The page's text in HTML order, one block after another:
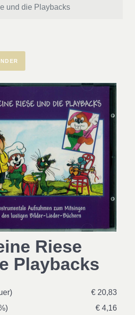
und die Playbacks
Riese
Playbacks
€ 20,83
€ 4,16